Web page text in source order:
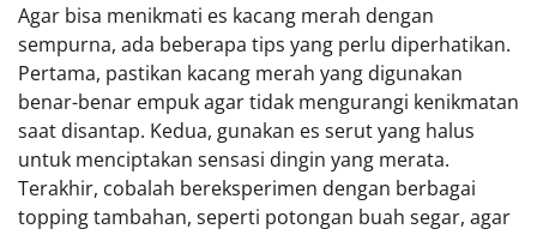
Agar bisa menikmati es kacang merah dengan
sempurna, ada beberapa tips yang perlu diperhatikan.
Pertama, pastikan kacang merah yang digunakan
benar-benar empuk agar tidak mengurangi kenikmatan
saat disantap. Kedua, gunakan es serut yang halus
untuk menciptakan sensasi dingin yang merata.
Terakhir, cobalah bereksperimen dengan berbagai
topping tambahan, seperti potongan buah segar, agar